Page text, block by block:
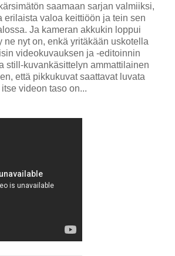
saamaan sarjan valmiiksi,
erilaista valoa keittiöön ja tein sen
Ja kameran akkukin loppui
ne nyt on, enkä yritäkään uskotella
videokuvauksen ja -editoinnin
still-kuvankäsittelyn ammattilainen
että pikkukuvat saattavat luvata
videon taso on...